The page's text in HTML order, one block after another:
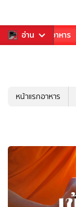
อ่าน
การเพลง อาหาร
หน้าแรกอาหาร